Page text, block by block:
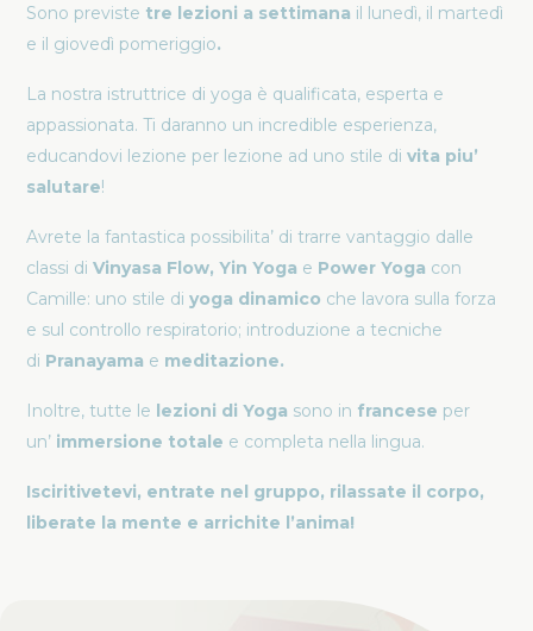
Sono previste tre lezioni a settimana il lunedì, il martedì
e il giovedì pomeriggio.
La nostra istruttrice di yoga è qualificata, esperta e
appassionata. Ti daranno un incredible esperienza,
educandovi lezione per lezione ad uno stile divita piu’
salutare!
Avrete la fantastica possibilita’ di trarre vantaggio dalle
classi diVinyasa Flow, Yin Yoga e Power Yoga con
Camille: uno stile diyoga dinamico che lavora sulla forza
e sul controllo respiratorio; introduzione a tecniche
di Pranayama e meditazione.
Inoltre, tutte le lezioni di Yoga sono in francese per
un’ immersione totale e completa nella lingua.
Isciritivetevi, entrate nel gruppo, rilassate il corpo,
liberate la mente e arrichite l’anima!